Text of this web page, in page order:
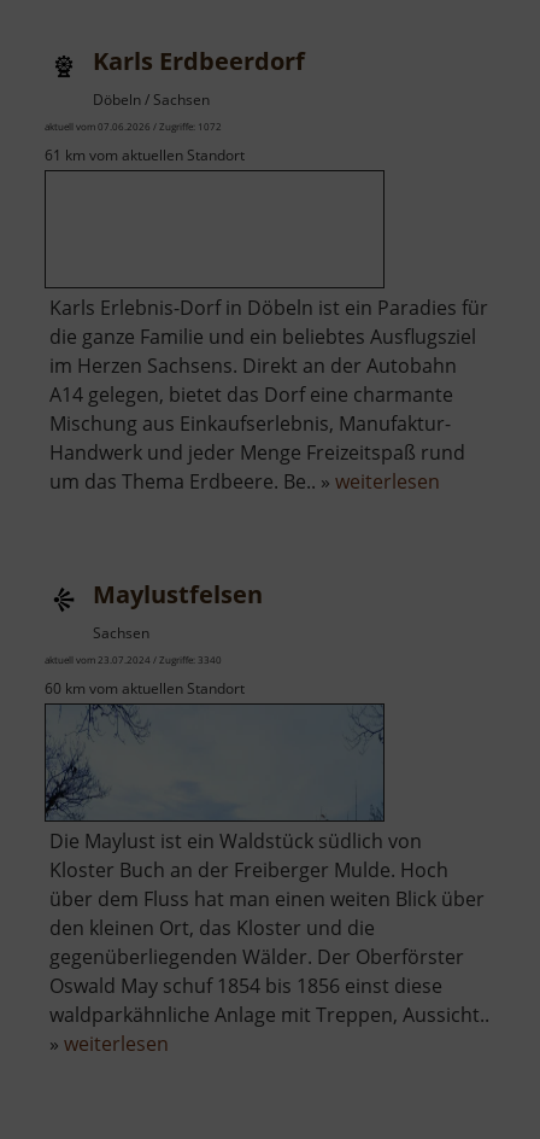
Karls Erdbeerdorf
Döbeln / Sachsen
aktuell vom 07.06.2026 / Zugriffe: 1072
61 km vom aktuellen Standort
Karls Erlebnis-Dorf in Döbeln ist ein Paradies für
die ganze Familie und ein beliebtes Ausflugsziel
im Herzen Sachsens. Direkt an der Autobahn
A14 gelegen, bietet das Dorf eine charmante
Mischung aus Einkaufserlebnis, Manufaktur-
Handwerk und jeder Menge Freizeitspaß rund
um das Thema Erdbeere. Be.. » weiterlesen
Maylustfelsen
Sachsen
aktuell vom 23.07.2024 / Zugriffe: 3340
60 km vom aktuellen Standort
Die Maylust ist ein Waldstück südlich von
Kloster Buch an der Freiberger Mulde. Hoch
über dem Fluss hat man einen weiten Blick über
den kleinen Ort, das Kloster und die
gegenüberliegenden Wälder. Der Oberförster
Oswald May schuf 1854 bis 1856 einst diese
waldparkähnliche Anlage mit Treppen, Aussicht..
» weiterlesen